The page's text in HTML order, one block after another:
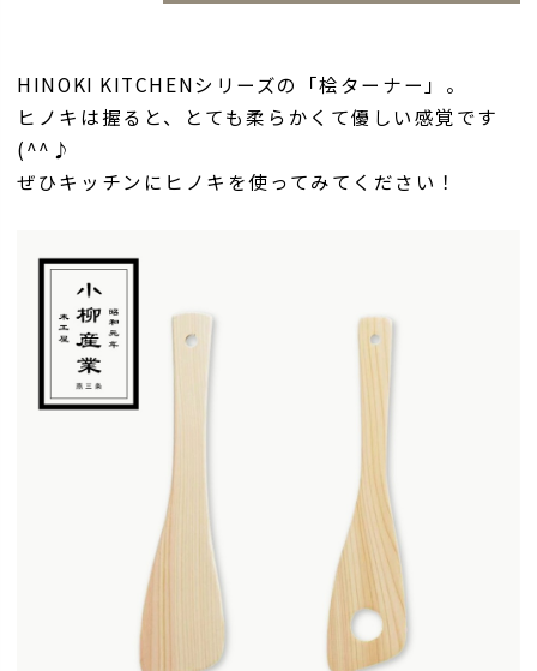
HINOKI KITCHENシリーズの「桧ターナー」。
ヒノキは握ると、とても柔らかくて優しい感覚です
(^^♪
ぜひキッチンにヒノキを使ってみてください！